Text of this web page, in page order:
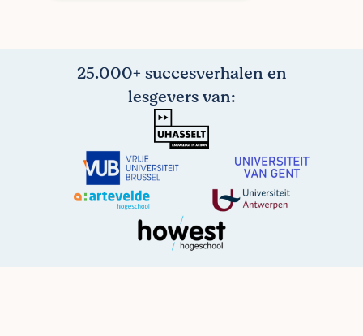
25.000+ succesverhalen en
lesgevers van: